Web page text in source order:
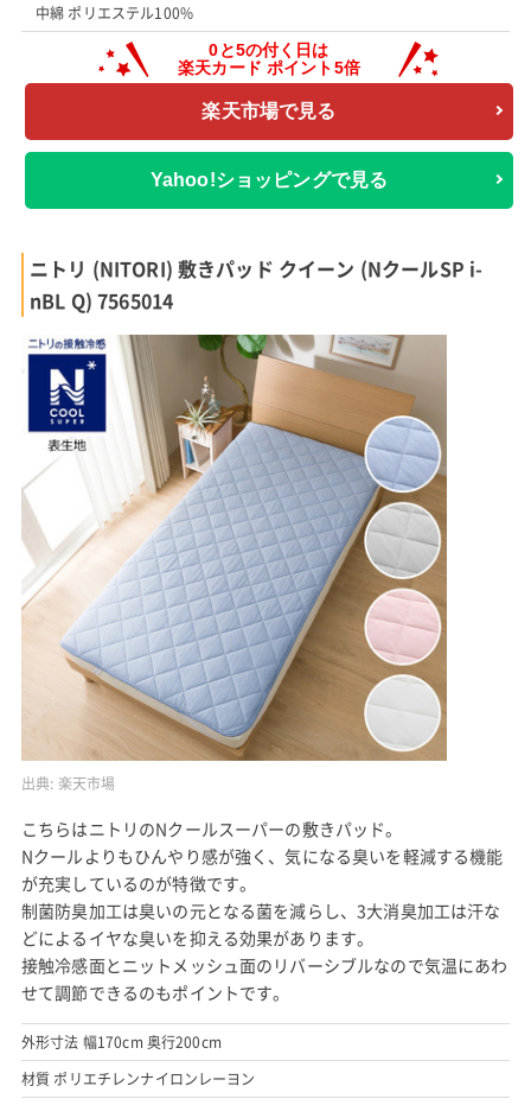
中綿 ポリエステル100%
楽天市場で見る
Yahoo!ショッピングで見る
ニトリ (NITORI) 敷きパッド クイーン (NクールSP i-
nBL Q) 7565014
出典: 楽天市場
こちらはニトリのNクールスーパーの敷きパッド。
Nクールよりもひんやり感が強く、気になる臭いを軽減する機能
が充実しているのが特徴です。
制菌防臭加工は臭いの元となる菌を減らし、3大消臭加工は汗な
どによるイヤな臭いを抑える効果があります。
接触冷感面とニットメッシュ面のリバーシブルなので気温にあわ
せて調節できるのもポイントです。
外形寸法 幅170cm 奥行200cm
材質 ポリエチレンナイロンレーヨン